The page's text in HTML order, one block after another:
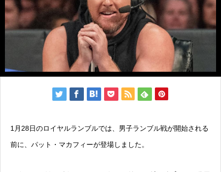
1月28日のロイヤルランブルでは、男子ランブル戦が開始される
前に、パット・マカフィーが登場しました。